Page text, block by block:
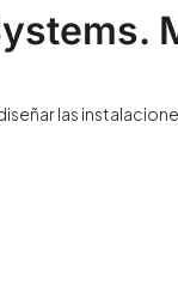
las